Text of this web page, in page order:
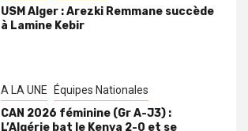
USM Alger : Arezki Remmane succède
à Lamine Kebir
A LA UNE Équipes Nationales
CAN 2026 féminine (Gr A-J3) :
L’Algérie bat le Kenya 2-0 et se